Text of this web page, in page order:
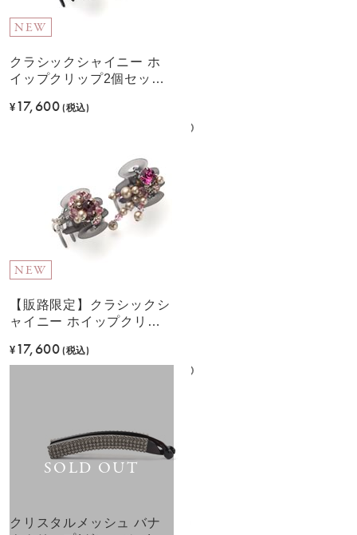
NEW
クラシックシャイニー ホ
イップクリップ2個セット
¥ 17,600(税込)
NEW
【販路限定】クラシックシ
ャイニー ホイップクリッ
¥ 17,600(税込)
SOLD OUT
クリスタルメッシュ バナ